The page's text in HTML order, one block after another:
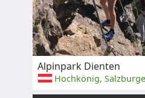
Alpinpark Dienten
Hochkönig,